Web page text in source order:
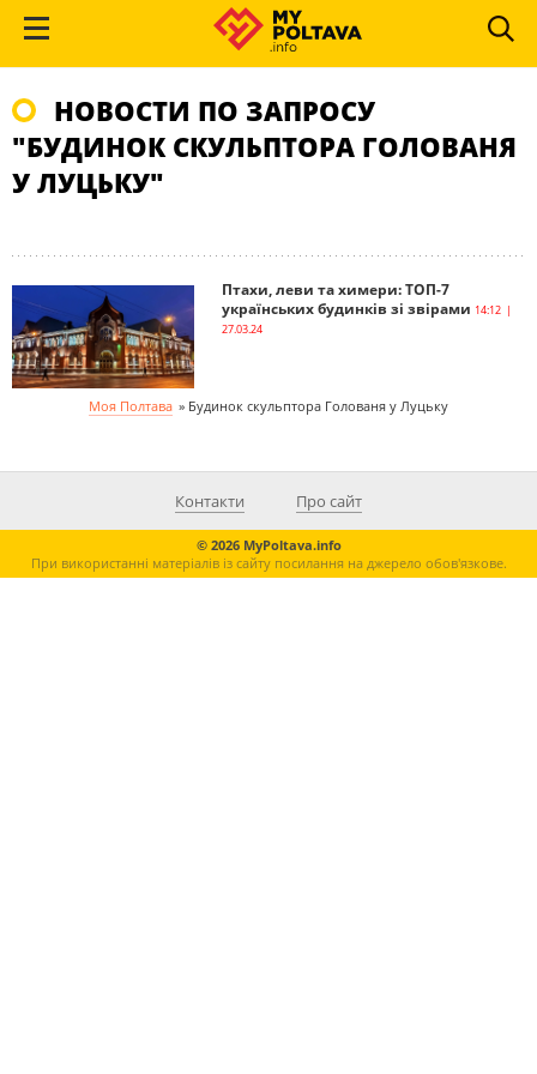
НОВОСТИ ПО ЗАПРОСУ
"БУДИНОК СКУЛЬПТОРА ГОЛОВАНЯ
У ЛУЦЬКУ"
Птахи, леви та химери: ТОП-7
українських будинків зі звірами 14:12 |
27.03.24
Моя Полтава » Будинок скульптора Голованя у Луцьку
Контакти Про сайт
© 2026 MyPoltava.info
При використанні матеріалів із сайту посилання на джерело обов'язкове.